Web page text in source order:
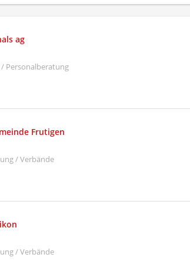
ag
Personalberatung
Frutigen
/ Verbände
/ Verbände